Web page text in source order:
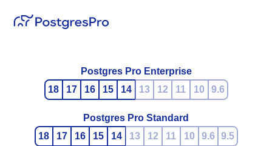
Postgres Pro Enterprise
18
17 16 15 14 13 12 11 10 9.6
Postgres Pro Standard
18
17 16 15 14 13 12 11 10 9.6 9.5